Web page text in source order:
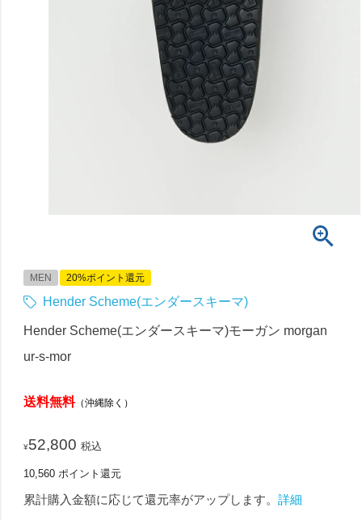
MEN 20%ポイント還元
Hender Scheme(エンダースキーマ)
Hender Scheme(エンダースキーマ)モーガン morgan
ur-s-mor
送料無料（沖縄除く）
¥52,800 税込
10,560 ポイント還元
累計購入金額に応じて還元率がアップします。詳細